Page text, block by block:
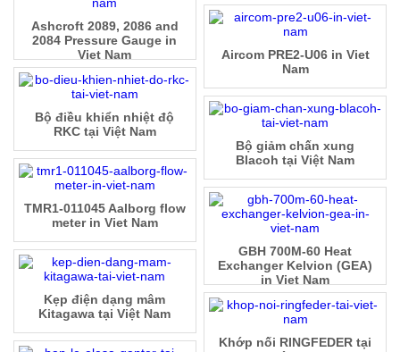
Ashcroft 2089, 2086 and
2084 Pressure Gauge in
Viet Nam
Aircom PRE2-U06 in Viet
Nam
Bộ điều khiển nhiệt độ
RKC tại Việt Nam
Bộ giảm chấn xung
Blacoh tại Việt Nam
TMR1-011045 Aalborg flow
meter in Viet Nam
GBH 700M-60 Heat
Exchanger Kelvion (GEA)
in Viet Nam
Kẹp điện dạng mâm
Kitagawa tại Việt Nam
Khớp nối RINGFEDER tại